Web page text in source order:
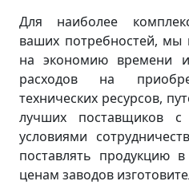
Для наиболее
ваших потребностей, мы
на экономию времени
расходов на
технических ресурсов,
лучших поставщиков
условиями
поставлять продукцию
ценам заводов